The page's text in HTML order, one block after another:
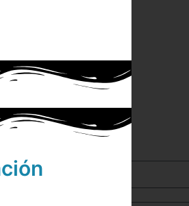
equipo?
a continuación.